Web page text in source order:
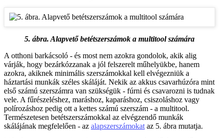
5. ábra. Alapvető betétszerszámok a multitool számára
A otthoni barkácsoló - és most nem azokra gondolok, akik alig
várják, hogy bezárkózzanak a jól felszerelt műhelyükbe, hanem
azokra, akiknek minimális szerszámokkal kell elvégezniük a
háztartási munkák széles skáláját. Nekik az akkus csavarhúzóra mint
első számú szerszámra van szükségük - fúrni és csavarozni is tudnak
vele. A fűrészeléshez, maráshoz, kaparáshoz, csiszoláshoz vagy
polírozáshoz pedig ott a kettes számú szerszám - a multitool.
Természetesen betétszerszámokkal az elvégzendő munkák
skálájának megfelelően - az alapszerszámokat az 5. ábra mutatja.